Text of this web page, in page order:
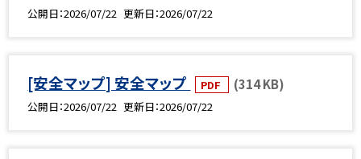
公開日 2026/07/22 更新日 2026/07/22
[安全マップ] 安全マップ PDF (314 KB)
公開日 2026/07/22 更新日 2026/07/22